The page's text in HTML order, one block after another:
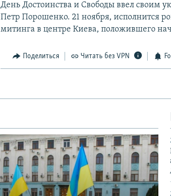
День Достоинства и Свободы ввел своим
Петр Порошенко. 21 ноября, исполнится
митинга в центре Киева, положившего
Поделиться Читать без VPN